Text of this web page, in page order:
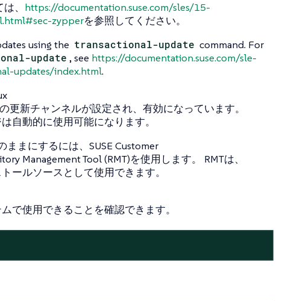
、 https://documentation.suse.com/sles/15-
zypperを参照してください。
using the transactional-update command. For
update , see https://documentation.suse.com/sle-
updates/index.html.
更新チャンネルが設定され、有効になっています。
自動的に使用可能になります。
ままにするには、SUSE Customer
Management Tool (RMT)を使用します。 RMTは、
ールソースとして使用できます。
で使用できることを確認できます。